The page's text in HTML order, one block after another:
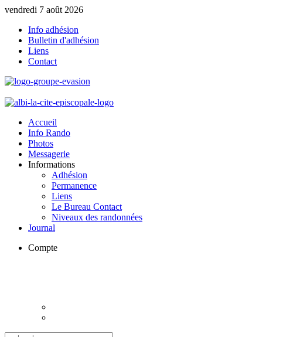
vendredi 7 août 2026
Info adhésion
Bulletin d'adhésion
Liens
Contact
Accueil
Info Rando
Photos
Messagerie
Informations
Adhésion
Permanence
Liens
Le Bureau Contact
Niveaux des randonnées
Journal
Compte